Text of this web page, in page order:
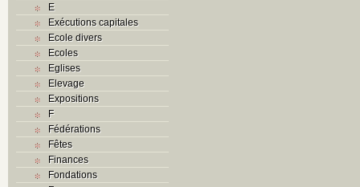
E
Exécutions capitales
Ecole divers
Ecoles
Eglises
Elevage
Expositions
F
Fédérations
Fêtes
Finances
Fondations